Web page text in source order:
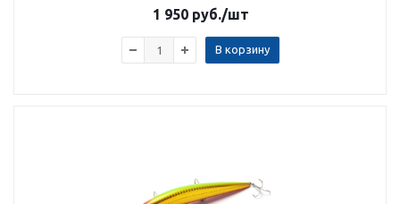
1 950 руб./шт
В корзину